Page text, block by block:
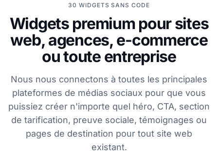
30 WIDGETS SANS CODE
Widgets premium pour sites
web, agences, e-commerce
ou toute entreprise
Nous nous connectons à toutes les principales
plateformes de médias sociaux pour que vous
puissiez créer n'importe quel héro, CTA, section
de tarification, preuve sociale, témoignages ou
pages de destination pour tout site web
existant.